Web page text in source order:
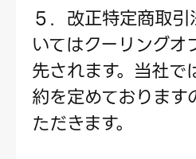
５．改正特定商取
いてはクーリング
先されます。当社
約を定めておりま
ただきます。